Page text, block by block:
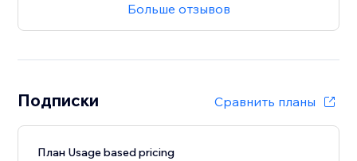
Больше отзывов
Подписки Сравнить планы
План Usage based pricing